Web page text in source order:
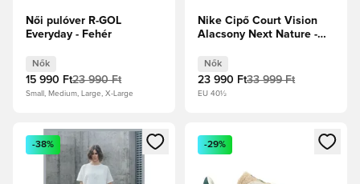
Női pulóver R-GOL
Everyday - Fehér
Nők
15 990 Ft23 990 Ft
Small, Medium, Large, X-Large
Nike Cipő Court Vision
Alacsony Next Nature -
Női
Nők
23 990 Ft33 999 Ft
EU 40½
Megnyit egy modált a bejelentkezéshez vagy a tagként
-38%
Megnyit egy modált a
-29%